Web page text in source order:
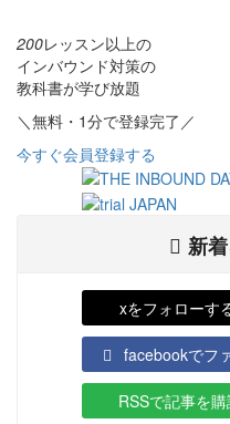
200レッスン以上の
インバウンド対策の
教科書が学び放題
＼無料・1分で登録完了／
今すぐ会員登録する
新
xをフォローす
facebookでフ
RSSで記事を